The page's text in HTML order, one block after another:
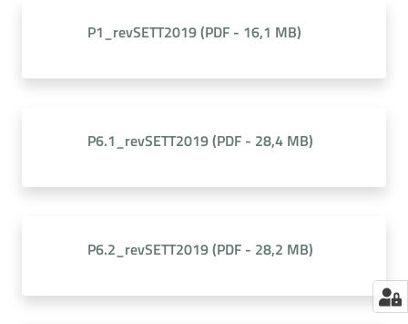
P1_revSETT2019(PDF - 16,1 MB)
P6.1_revSETT2019(PDF - 28,4 MB)
P6.2_revSETT2019(PDF - 28,2 MB)